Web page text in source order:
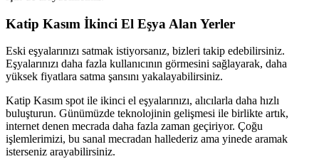
Katip Kasım İkinci El Eşya Alan Yerler
Eski eşyalarınızı satmak istiyorsanız, bizleri takip edebilirsiniz.
Eşyalarınızı daha fazla kullanıcının görmesini sağlayarak, daha
yüksek fiyatlara satma şansını yakalayabilirsiniz.
Katip Kasım spot ile ikinci el eşyalarınızı, alıcılarla daha hızlı
buluşturun. Günümüzde teknolojinin gelişmesi ile birlikte artık,
internet denen mecrada daha fazla zaman geçiriyor. Çoğu
işlemlerimizi, bu sanal mecradan hallederiz ama yinede aramak
isterseniz arayabilirsiniz.